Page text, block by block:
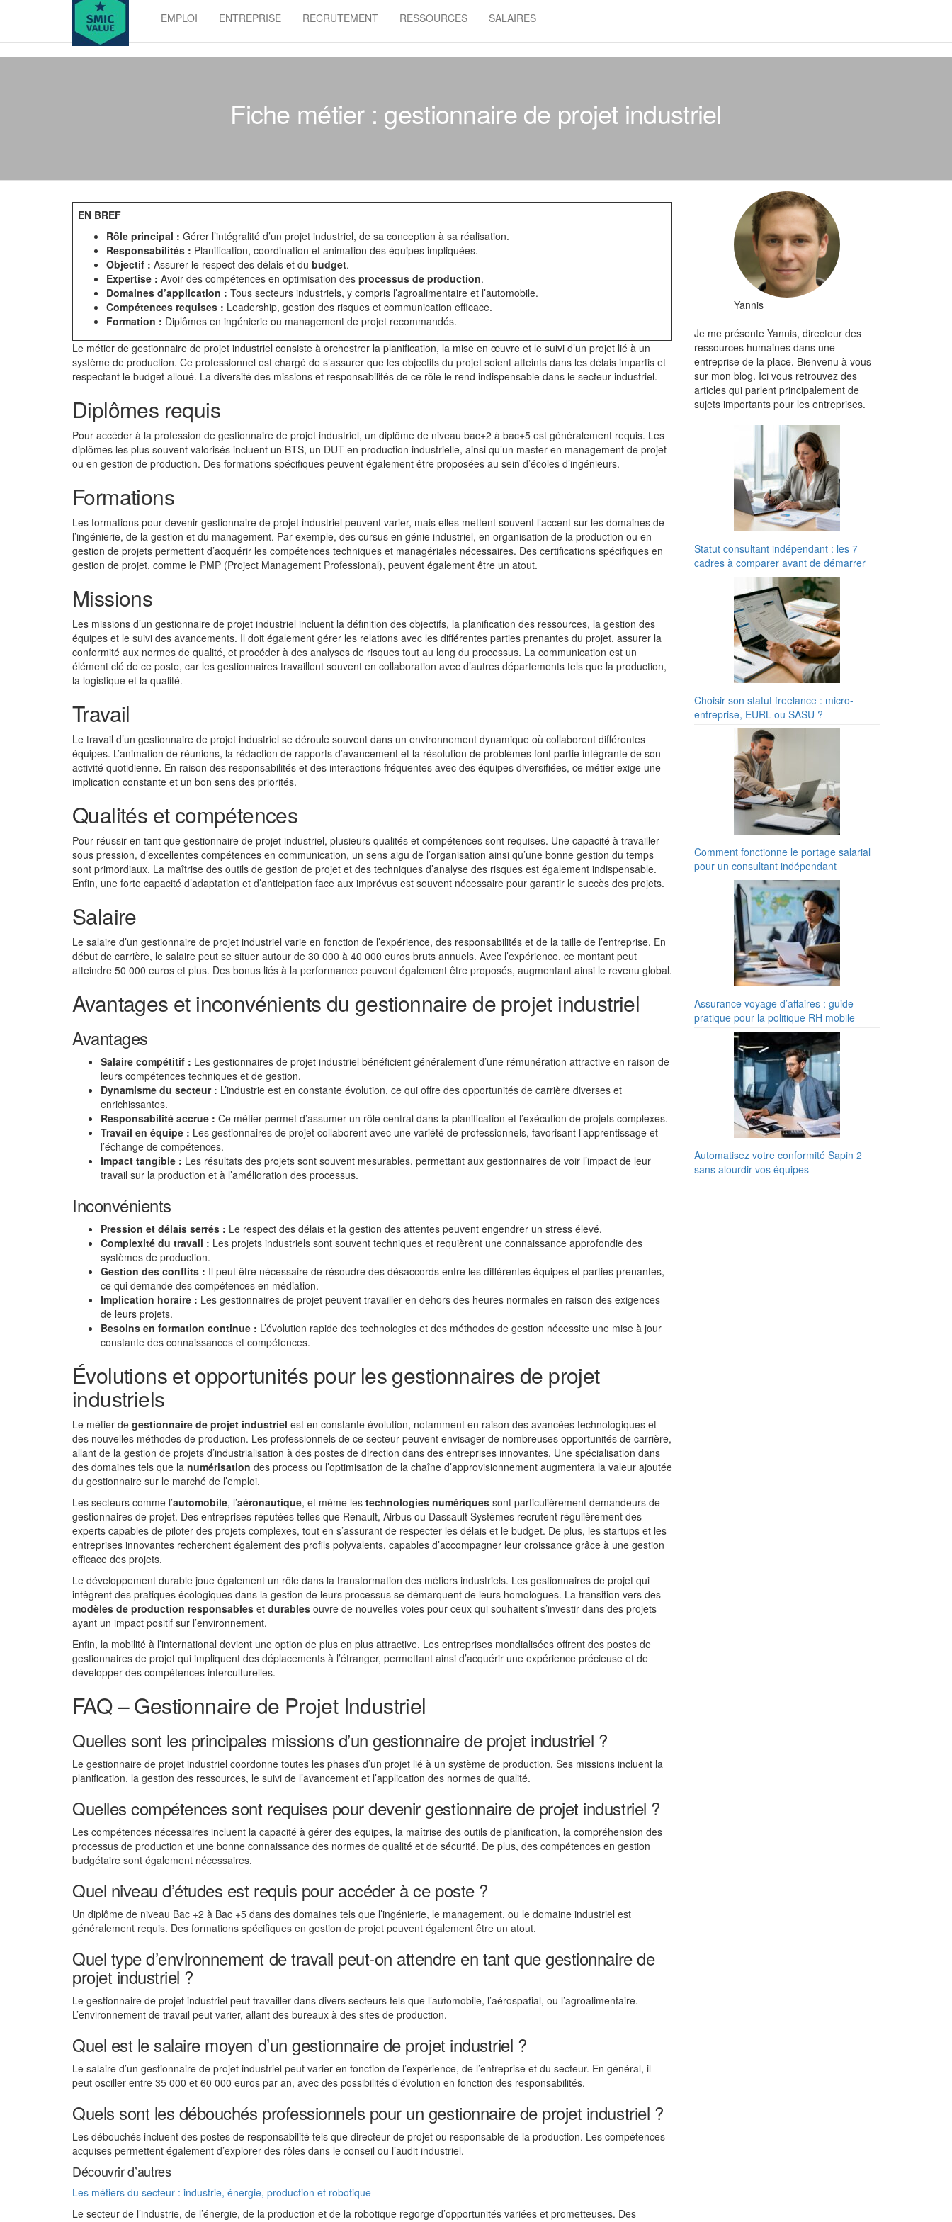
value
EMPLOI ENTREPRISE RECRUTEMENT RESSOURCES SALAIRES
Fiche métier : gestionnaire de projet industriel
EN BREF
Rôle principal : Gérer l’intégralité d’un projet industriel, de sa conception à sa réalisation.
Responsabilités : Planification, coordination et animation des équipes impliquées.
Objectif : Assurer le respect des délais et du budget.
Expertise : Avoir des compétences en optimisation des processus de production.
Domaines d’application : Tous secteurs industriels, y compris l’agroalimentaire et l’automobile.
Compétences requises : Leadership, gestion des risques et communication efficace.
Formation : Diplômes en ingénierie ou management de projet recommandés.
Le métier de gestionnaire de projet industriel consiste à orchestrer la planification, la mise en œuvre et le suivi d’un projet lié à un
système de production. Ce professionnel est chargé de s’assurer que les objectifs du projet soient atteints dans les délais impartis et
respectant le budget alloué. La diversité des missions et responsabilités de ce rôle le rend indispensable dans le secteur industriel.
Diplômes requis
Pour accéder à la profession de gestionnaire de projet industriel, un diplôme de niveau bac+2 à bac+5 est généralement requis. Les
diplômes les plus souvent valorisés incluent un BTS, un DUT en production industrielle, ainsi qu’un master en management de projet
ou en gestion de production. Des formations spécifiques peuvent également être proposées au sein d’écoles d’ingénieurs.
Formations
Les formations pour devenir gestionnaire de projet industriel peuvent varier, mais elles mettent souvent l’accent sur les domaines de
l’ingénierie, de la gestion et du management. Par exemple, des cursus en génie industriel, en organisation de la production ou en
gestion de projets permettent d’acquérir les compétences techniques et managériales nécessaires. Des certifications spécifiques en
gestion de projet, comme le PMP (Project Management Professional), peuvent également être un atout.
Missions
Les missions d’un gestionnaire de projet industriel incluent la définition des objectifs, la planification des ressources, la gestion des
équipes et le suivi des avancements. Il doit également gérer les relations avec les différentes parties prenantes du projet, assurer la
conformité aux normes de qualité, et procéder à des analyses de risques tout au long du processus. La communication est un
élément clé de ce poste, car les gestionnaires travaillent souvent en collaboration avec d’autres départements tels que la production,
la logistique et la qualité.
Travail
Le travail d’un gestionnaire de projet industriel se déroule souvent dans un environnement dynamique où collaborent différentes
équipes. L’animation de réunions, la rédaction de rapports d’avancement et la résolution de problèmes font partie intégrante de son
activité quotidienne. En raison des responsabilités et des interactions fréquentes avec des équipes diversifiées, ce métier exige une
implication constante et un bon sens des priorités.
Qualités et compétences
Pour réussir en tant que gestionnaire de projet industriel, plusieurs qualités et compétences sont requises. Une capacité à travailler
sous pression, d’excellentes compétences en communication, un sens aigu de l’organisation ainsi qu’une bonne gestion du temps
sont primordiaux. La maîtrise des outils de gestion de projet et des techniques d’analyse des risques est également indispensable.
Enfin, une forte capacité d’adaptation et d’anticipation face aux imprévus est souvent nécessaire pour garantir le succès des projets.
Salaire
Le salaire d’un gestionnaire de projet industriel varie en fonction de l’expérience, des responsabilités et de la taille de l’entreprise. En
début de carrière, le salaire peut se situer autour de 30 000 à 40 000 euros bruts annuels. Avec l’expérience, ce montant peut
atteindre 50 000 euros et plus. Des bonus liés à la performance peuvent également être proposés, augmentant ainsi le revenu global.
Avantages et inconvénients du gestionnaire de projet industriel
Avantages
Salaire compétitif : Les gestionnaires de projet industriel bénéficient généralement d’une rémunération attractive en raison de
leurs compétences techniques et de gestion.
Dynamisme du secteur : L’industrie est en constante évolution, ce qui offre des opportunités de carrière diverses et
enrichissantes.
Responsabilité accrue : Ce métier permet d’assumer un rôle central dans la planification et l’exécution de projets complexes.
Travail en équipe : Les gestionnaires de projet collaborent avec une variété de professionnels, favorisant l’apprentissage et
l’échange de compétences.
Impact tangible : Les résultats des projets sont souvent mesurables, permettant aux gestionnaires de voir l’impact de leur
travail sur la production et à l’amélioration des processus.
Inconvénients
Pression et délais serrés : Le respect des délais et la gestion des attentes peuvent engendrer un stress élevé.
Complexité du travail : Les projets industriels sont souvent techniques et requièrent une connaissance approfondie des
systèmes de production.
Gestion des conflits : Il peut être nécessaire de résoudre des désaccords entre les différentes équipes et parties prenantes,
ce qui demande des compétences en médiation.
Implication horaire : Les gestionnaires de projet peuvent travailler en dehors des heures normales en raison des exigences
de leurs projets.
Besoins en formation continue : L’évolution rapide des technologies et des méthodes de gestion nécessite une mise à jour
constante des connaissances et compétences.
Évolutions et opportunités pour les gestionnaires de projet
industriels
Le métier de gestionnaire de projet industriel est en constante évolution, notamment en raison des avancées technologiques et
des nouvelles méthodes de production. Les professionnels de ce secteur peuvent envisager de nombreuses opportunités de carrière,
allant de la gestion de projets d’industrialisation à des postes de direction dans des entreprises innovantes. Une spécialisation dans
des domaines tels que la numérisation des process ou l’optimisation de la chaîne d’approvisionnement augmentera la valeur ajoutée
du gestionnaire sur le marché de l’emploi.
Les secteurs comme l’automobile, l’aéronautique, et même les technologies numériques sont particulièrement demandeurs de
gestionnaires de projet. Des entreprises réputées telles que Renault, Airbus ou Dassault Systèmes recrutent régulièrement des
experts capables de piloter des projets complexes, tout en s’assurant de respecter les délais et le budget. De plus, les startups et les
entreprises innovantes recherchent également des profils polyvalents, capables d’accompagner leur croissance grâce à une gestion
efficace des projets.
Le développement durable joue également un rôle dans la transformation des métiers industriels. Les gestionnaires de projet qui
intègrent des pratiques écologiques dans la gestion de leurs processus se démarquent de leurs homologues. La transition vers des
modèles de production responsables et durables ouvre de nouvelles voies pour ceux qui souhaitent s’investir dans des projets
ayant un impact positif sur l’environnement.
Enfin, la mobilité à l’international devient une option de plus en plus attractive. Les entreprises mondialisées offrent des postes de
gestionnaires de projet qui impliquent des déplacements à l’étranger, permettant ainsi d’acquérir une expérience précieuse et de
développer des compétences interculturelles.
FAQ – Gestionnaire de Projet Industriel
Quelles sont les principales missions d’un gestionnaire de projet industriel ?
Le gestionnaire de projet industriel coordonne toutes les phases d’un projet lié à un système de production. Ses missions incluent la
planification, la gestion des ressources, le suivi de l’avancement et l’application des normes de qualité.
Quelles compétences sont requises pour devenir gestionnaire de projet industriel ?
Les compétences nécessaires incluent la capacité à gérer des equipes, la maîtrise des outils de planification, la compréhension des
processus de production et une bonne connaissance des normes de qualité et de sécurité. De plus, des compétences en gestion
budgétaire sont également nécessaires.
Quel niveau d’études est requis pour accéder à ce poste ?
Un diplôme de niveau Bac +2 à Bac +5 dans des domaines tels que l’ingénierie, le management, ou le domaine industriel est
généralement requis. Des formations spécifiques en gestion de projet peuvent également être un atout.
Quel type d’environnement de travail peut-on attendre en tant que gestionnaire de
projet industriel ?
Le gestionnaire de projet industriel peut travailler dans divers secteurs tels que l’automobile, l’aérospatial, ou l’agroalimentaire.
L’environnement de travail peut varier, allant des bureaux à des sites de production.
Quel est le salaire moyen d’un gestionnaire de projet industriel ?
Le salaire d’un gestionnaire de projet industriel peut varier en fonction de l’expérience, de l’entreprise et du secteur. En général, il
peut osciller entre 35 000 et 60 000 euros par an, avec des possibilités d’évolution en fonction des responsabilités.
Quels sont les débouchés professionnels pour un gestionnaire de projet industriel ?
Les débouchés incluent des postes de responsabilité tels que directeur de projet ou responsable de la production. Les compétences
acquises permettent également d’explorer des rôles dans le conseil ou l’audit industriel.
Découvrir d’autres
Les métiers du secteur : industrie, énergie, production et robotique
Le secteur de l’industrie, de l’énergie, de la production et de la robotique regorge d’opportunités variées et prometteuses. Des
Yannis
Je me présente Yannis, directeur des
ressources humaines dans une
entreprise de la place. Bienvenu à vous
sur mon blog. Ici vous retrouvez des
articles qui parlent principalement de
sujets importants pour les entreprises.
Statut consultant indépendant : les 7
cadres à comparer avant de démarrer
Choisir son statut freelance : micro-
entreprise, EURL ou SASU ?
Comment fonctionne le portage salarial
pour un consultant indépendant
Assurance voyage d’affaires : guide
pratique pour la politique RH mobile
Automatisez votre conformité Sapin 2
sans alourdir vos équipes